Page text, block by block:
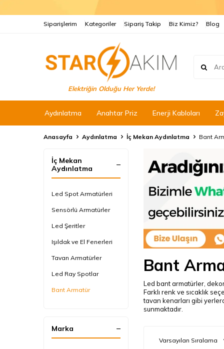
Siparişlerim Kategoriler Sipariş Takip Biz Kimiz? Blog
Elektriğin Olduğu Her Yerde!
Aydınlatma Anahtar Priz Enerji Kabloları
Anasayfa Aydınlatma İç Mekan Aydınlatma Bant
İç Mekan
Aydınlatma
Led Spot Armatürleri
Sensörlü Armatürler
Led Şeritler
Işıldak ve El Fenerleri
Tavan Armatürler
Led Ray Spotlar
Bant Armatür
Duvar Armatürleri ve
Aplikler
Marka
Bant
Led bant armatürler,
Farklı renk ve sıcaklık
tavan kenarları gibi
sunmaktadır.